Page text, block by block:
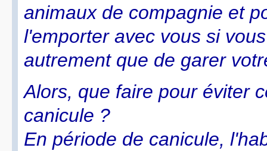
animaux de compagnie et
l'emporter avec vous si
autrement que de garer
Alors, que faire pour éviter
canicule ?
En période de canicule,